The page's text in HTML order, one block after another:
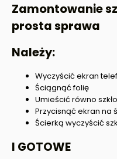
Zamontowanie
prosta sprawa
Należy:
Wyczyścić ekran
Ściągnąć folię
Umieścić równo
Przycisnąć ekran na
Ścierką wyczyścić
I GOTOWE